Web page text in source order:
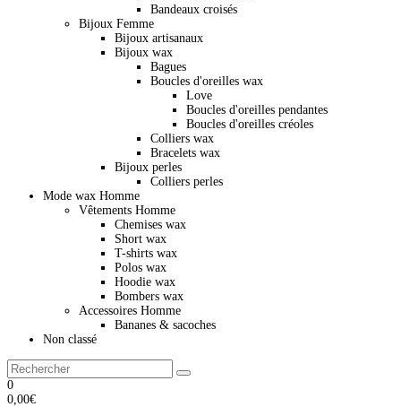
Bandeaux croisés
Bijoux Femme
Bijoux artisanaux
Bijoux wax
Bagues
Boucles d'oreilles wax
Love
Boucles d'oreilles pendantes
Boucles d'oreilles créoles
Colliers wax
Bracelets wax
Bijoux perles
Colliers perles
Mode wax Homme
Vêtements Homme
Chemises wax
Short wax
T-shirts wax
Polos wax
Hoodie wax
Bombers wax
Accessoires Homme
Bananes & sacoches
Non classé
0
0,00€